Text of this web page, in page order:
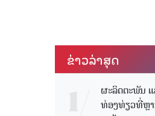
ຂ່າວ​ລ່າ​ສຸດ
ຜະລິດຕະພັນ
ທ່ອງທ່ຽວທີ່ຫຼ